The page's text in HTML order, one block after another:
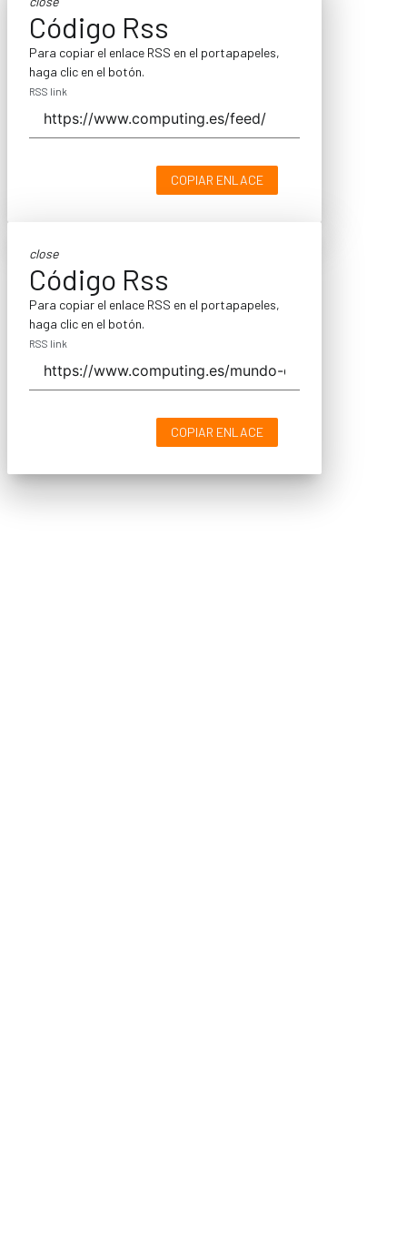
Código Rss
Para copiar el enlace RSS en el portapapeles,
haga clic en el botón.
RSS link
COPIAR ENLACE
close
Código Rss
Para copiar el enlace RSS en el portapapeles,
haga clic en el botón.
RSS link
COPIAR ENLACE